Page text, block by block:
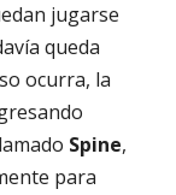
jugarse
queda
ocurra, la
Spine,
para